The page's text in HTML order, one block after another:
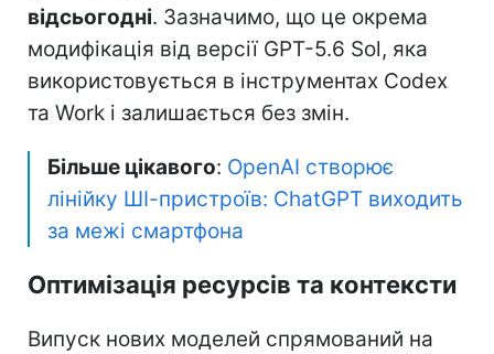
відсьогодні. Зазначимо, що це окрема
модифікація від версії GPT-5.6 Sol, яка
використовується в інструментах Codex
та Work і залишається без змін.
Більше цікавого: OpenAI створює
лінійку ШІ-пристроїв: ChatGPT виходить
за межі смартфона
Оптимізація ресурсів та контексти
Випуск нових моделей спрямований на